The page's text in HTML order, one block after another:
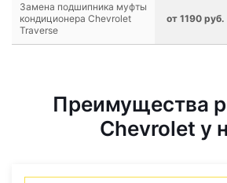
Замена подшипника муфты
кондиционера Chevrolet
Traverse
от 1190 руб.
Преимущества
Chevrolet у